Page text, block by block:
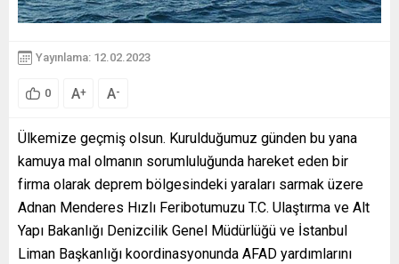
Yayınlama: 12.02.2023
0 A+ A-
Ülkemize geçmiş olsun. Kurulduğumuz günden bu yana
kamuya mal olmanın sorumluluğunda hareket eden bir
firma olarak deprem bölgesindeki yaraları sarmak üzere
Adnan Menderes Hızlı Feribotumuzu T.C. Ulaştırma ve Alt
Yapı Bakanlığı Denizcilik Genel Müdürlüğü ve İstanbul
Liman Başkanlığı koordinasyonunda AFAD yardımlarını